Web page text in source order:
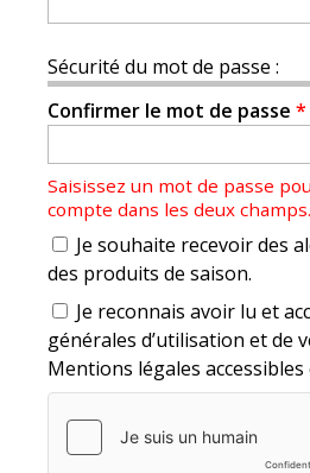
Sécurité du mot de passe :
Confirmer le mot de passe *
Saisissez un mot de passe
compte dans les deux champs.
Je souhaite recevoir des
des produits de saison.
Je reconnais avoir lu et
générales d’utilisation et de
Mentions légales accessibles